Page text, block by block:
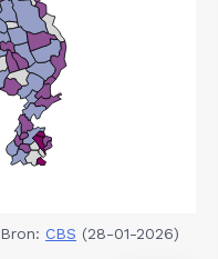
Bron: CBS (28-01-2026)